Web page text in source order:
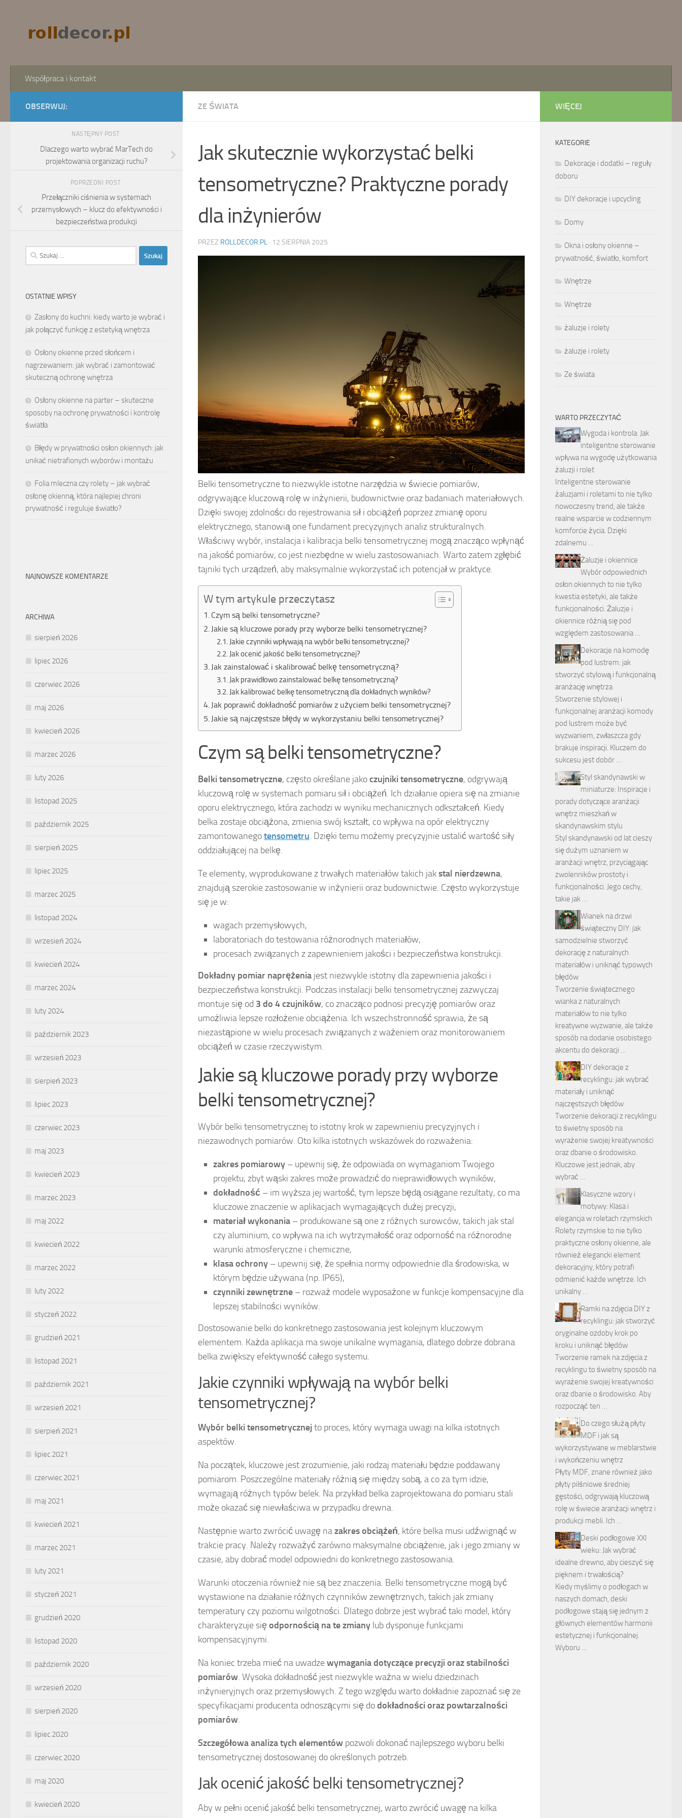
Współpraca i kontakt
ZE ŚWIATA
Jak skutecznie wykorzystać belki
tensometryczne? Praktyczne porady
dla inżynierów
PRZEZ ROLLDECOR.PL · 12 SIERPNIA 2025
Belki tensometryczne to niezwykle istotne narzędzia w świecie pomiarów,
odgrywające kluczową rolę w inżynierii, budownictwie oraz badaniach materiałowych.
Dzięki swojej zdolności do rejestrowania sił i obciążeń poprzez zmianę oporu
elektrycznego, stanowią one fundament precyzyjnych analiz strukturalnych.
Właściwy wybór, instalacja i kalibracja belki tensometrycznej mogą znacząco wpłynąć
na jakość pomiarów, co jest niezbędne w wielu zastosowaniach. Warto zatem zgłębić
tajniki tych urządzeń, aby maksymalnie wykorzystać ich potencjał w praktyce.
W tym artykule przeczytasz
Czym są belki tensometryczne?
Jakie są kluczowe porady przy wyborze belki tensometrycznej?
Jakie czynniki wpływają na wybór belki tensometrycznej?
Jak ocenić jakość belki tensometrycznej?
Jak zainstalować i skalibrować belkę tensometryczną?
Jak prawidłowo zainstalować belkę tensometryczną?
Jak kalibrować belkę tensometryczną dla dokładnych wyników?
Jak poprawić dokładność pomiarów z użyciem belki tensometrycznej?
Jakie są najczęstsze błędy w wykorzystaniu belki tensometrycznej?
Czym są belki tensometryczne?
Belki tensometryczne, często określane jakoczujniki tensometryczne, odgrywają
kluczową rolę w systemach pomiaru sił i obciążeń. Ich działanie opiera się na zmianie
oporu elektrycznego, która zachodzi w wyniku mechanicznych odkształceń. Kiedy
belka zostaje obciążona, zmienia swój kształt, co wpływa na opór elektryczny
zamontowanegotensometru. Dzięki temu możemy precyzyjnie ustalić wartość siły
oddziałującej na belkę.
Te elementy, wyprodukowane z trwałych materiałów takich jakstal nierdzewna,
znajdują szerokie zastosowanie w inżynierii oraz budownictwie. Często wykorzystuje
się je w:
wagach przemysłowych,
laboratoriach do testowania różnorodnych materiałów,
procesach związanych z zapewnieniem jakości i bezpieczeństwa konstrukcji.
Dokładny pomiar naprężenia jest niezwykle istotny dla zapewnienia jakości i
bezpieczeństwa konstrukcji. Podczas instalacji belki tensometrycznej zazwyczaj
montuje się od 3 do 4 czujników, co znacząco podnosi precyzję pomiarów oraz
umożliwia lepsze rozłożenie obciążenia. Ich wszechstronność sprawia, że są
niezastąpione w wielu procesach związanych z ważeniem oraz monitorowaniem
obciążeń w czasie rzeczywistym.
Jakie są kluczowe porady przy wyborze
belki tensometrycznej?
Wybór belki tensometrycznej to istotny krok w zapewnieniu precyzyjnych i
niezawodnych pomiarów. Oto kilka istotnych wskazówek do rozważenia:
zakres pomiarowy – upewnij się, że odpowiada on wymaganiom Twojego
projektu, zbyt wąski zakres może prowadzić do nieprawidłowych wyników,
dokładność – im wyższa jej wartość, tym lepsze będą osiągane rezultaty, co ma
kluczowe znaczenie w aplikacjach wymagających dużej precyzji,
materiał wykonania – produkowane są one z różnych surowców, takich jak stal
czy aluminium, co wpływa na ich wytrzymałość oraz odporność na różnorodne
warunki atmosferyczne i chemiczne,
klasa ochrony – upewnij się, że spełnia normy odpowiednie dla środowiska, w
którym będzie używana (np. IP65),
czynniki zewnętrzne – rozważ modele wyposażone w funkcje kompensacyjne dla
lepszej stabilności wyników.
Dostosowanie belki do konkretnego zastosowania jest kolejnym kluczowym
elementem. Każda aplikacja ma swoje unikalne wymagania, dlatego dobrze dobrana
belka zwiększy efektywność całego systemu.
Jakie czynniki wpływają na wybór belki
tensometrycznej?
Wybór belki tensometrycznej to proces, który wymaga uwagi na kilka istotnych
aspektów.
Na początek, kluczowe jest zrozumienie, jaki rodzaj materiału będzie poddawany
pomiarom. Poszczególne materiały różnią się między sobą, a co za tym idzie,
wymagają różnych typów belek. Na przykład belka zaprojektowana do pomiaru stali
może okazać się niewłaściwa w przypadku drewna.
Następnie warto zwrócić uwagę nazakres obciążeń, które belka musi udźwignąć w
trakcie pracy. Należy rozważyć zarówno maksymalne obciążenie, jak i jego zmiany w
czasie, aby dobrać model odpowiedni do konkretnego zastosowania.
Warunki otoczenia również nie są bez znaczenia. Belki tensometryczne mogą być
wystawione na działanie różnych czynników zewnętrznych, takich jak zmiany
temperatury czy poziomu wilgotności. Dlatego dobrze jest wybrać taki model, który
charakteryzuje sięodpornością na te zmiany lub dysponuje funkcjami
kompensacyjnymi.
Na koniec trzeba mieć na uwadzewymagania dotyczące precyzji oraz stabilności
pomiarów. Wysoka dokładność jest niezwykle ważna w wielu dziedzinach
inżynieryjnych oraz przemysłowych. Z tego względu warto dokładnie zapoznać się ze
specyfikacjami producenta odnoszącymi się dodokładności oraz powtarzalności
pomiarów.
Szczegółowa analiza tych elementów pozwoli dokonać najlepszego wyboru belki
tensometrycznej dostosowanej do określonych potrzeb.
Jak ocenić jakość belki tensometrycznej?
Aby w pełni ocenić jakość belki tensometrycznej, warto zwrócić uwagę na kilka
OBSERWUJ:
NASTĘPNY POST
Dlaczego warto wybrać MarTech do
projektowania organizacji ruchu?
POPRZEDNI POST
Przełączniki ciśnienia w systemach
przemysłowych – klucz do efektywności i
bezpieczeństwa produkcji
Szukaj:
OSTATNIE WPISY
Zasłony do kuchni: kiedy warto je wybrać i
jak połączyć funkcję z estetyką wnętrza
Osłony okienne przed słońcem i
nagrzewaniem: jak wybrać i zamontować
skuteczną ochronę wnętrza
Osłony okienne na parter – skuteczne
sposoby na ochronę prywatności i kontrolę
światła
Błędy w prywatności osłon okiennych: jak
unikać nietrafionych wyborów i montażu
Folia mleczna czy rolety – jak wybrać
osłonę okienną, która najlepiej chroni
prywatność i reguluje światło?
NAJNOWSZE KOMENTARZE
ARCHIWA
sierpień 2026
lipiec 2026
czerwiec 2026
maj 2026
kwiecień 2026
marzec 2026
luty 2026
listopad 2025
październik 2025
sierpień 2025
lipiec 2025
marzec 2025
listopad 2024
wrzesień 2024
kwiecień 2024
marzec 2024
luty 2024
październik 2023
wrzesień 2023
sierpień 2023
lipiec 2023
czerwiec 2023
maj 2023
kwiecień 2023
marzec 2023
maj 2022
kwiecień 2022
marzec 2022
luty 2022
styczeń 2022
grudzień 2021
listopad 2021
październik 2021
wrzesień 2021
sierpień 2021
lipiec 2021
czerwiec 2021
maj 2021
kwiecień 2021
marzec 2021
luty 2021
styczeń 2021
grudzień 2020
listopad 2020
październik 2020
wrzesień 2020
sierpień 2020
lipiec 2020
czerwiec 2020
maj 2020
kwiecień 2020
WIĘCEJ
KATEGORIE
Dekoracje i dodatki – reguły
doboru
DIY dekoracje i upcycling
Domy
Okna i osłony okienne –
prywatność, światło, komfort
Wnętrze
Wnętrze
żaluzje i rolety
żaluzje i rolety
Ze świata
WARTO PRZECZYTAĆ
Wygoda i kontrola: Jak
inteligentne sterowanie
wpływa na wygodę użytkowania
żaluzji i rolet
Inteligentne sterowanie
żaluzjami i roletami to nie tylko
nowoczesny trend, ale także
realne wsparcie w codziennym
komforcie życia. Dzięki
zdalnemu …
Żaluzje i okiennice
Wybór odpowiednich
osłon okiennych to nie tylko
kwestia estetyki, ale także
funkcjonalności. Żaluzje i
okiennice różnią się pod
względem zastosowania …
Dekoracje na komodę
pod lustrem: jak
stworzyć stylową i funkcjonalną
aranżację wnętrza
Stworzenie stylowej i
funkcjonalnej aranżacji komody
pod lustrem może być
wyzwaniem, zwłaszcza gdy
brakuje inspiracji. Kluczem do
sukcesu jest dobór …
Styl skandynawski w
miniaturze: Inspiracje i
porady dotyczące aranżacji
wnętrz mieszkań w
skandynawskim stylu
Styl skandynawski od lat cieszy
się dużym uznaniem w
aranżacji wnętrz, przyciągając
zwolenników prostoty i
funkcjonalności. Jego cechy,
takie jak …
Wianek na drzwi
świąteczny DIY: jak
samodzielnie stworzyć
dekorację z naturalnych
materiałów i uniknąć typowych
błędów
Tworzenie świątecznego
wianka z naturalnych
materiałów to nie tylko
kreatywne wyzwanie, ale także
sposób na dodanie osobistego
akcentu do dekoracji …
DIY dekoracje z
recyklingu: jak wybrać
materiały i uniknąć
najczęstszych błędów
Tworzenie dekoracji z recyklingu
to świetny sposób na
wyrażenie swojej kreatywności
oraz dbanie o środowisko.
Kluczowe jest jednak, aby
wybrać …
Klasyczne wzory i
motywy: Klasa i
elegancja w roletach rzymskich
Rolety rzymskie to nie tylko
praktyczne osłony okienne, ale
również elegancki element
dekoracyjny, który potrafi
odmienić każde wnętrze. Ich
unikalny …
Ramki na zdjęcia DIY z
recyklingu: jak stworzyć
oryginalne ozdoby krok po
kroku i uniknąć błędów
Tworzenie ramek na zdjęcia z
recyklingu to świetny sposób na
wyrażenie swojej kreatywności
oraz dbanie o środowisko. Aby
rozpocząć ten …
Do czego służą płyty
MDF i jak są
wykorzystywane w meblarstwie
i wykończeniu wnętrz
Płyty MDF, znane również jako
płyty pilśniowe średniej
gęstości, odgrywają kluczową
rolę w świecie aranżacji wnętrz i
produkcji mebli. Ich …
Deski podłogowe XXI
wieku: Jak wybrać
idealne drewno, aby cieszyć się
pięknem i trwałością?
Kiedy myślimy o podłogach w
naszych domach, deski
podłogowe stają się jednym z
głównych elementów harmonii
estetycznej i funkcjonalnej.
Wyboru …